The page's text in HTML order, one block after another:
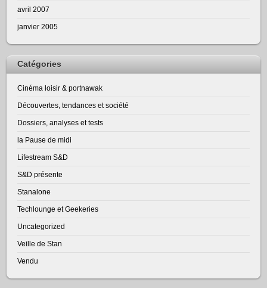
avril 2007
janvier 2005
Catégories
Cinéma loisir & portnawak
Découvertes, tendances et société
Dossiers, analyses et tests
la Pause de midi
Lifestream S&D
S&D présente
Stanalone
Techlounge et Geekeries
Uncategorized
Veille de Stan
Vendu